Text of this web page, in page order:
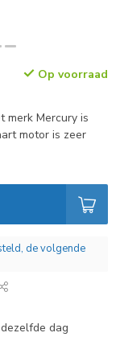
Op voorraad
merk Mercury is
motor is zeer
de volgende
dezelfde dag